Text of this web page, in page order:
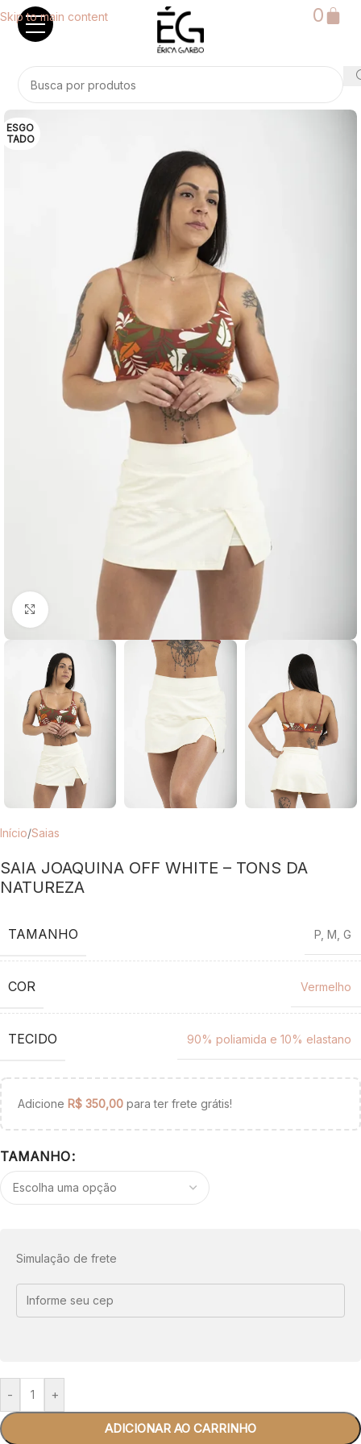
Skip to main content 0
ESGO
TADO
Clique para ampliar
Início/Saias
SAIA JOAQUINA OFF WHITE – TONS DA
NATUREZA
TAMANHO P M G
COR Vermelho
TECIDO 90% poliamida e 10% elastano
Adicione R$ 350,00 para ter frete grátis!
TAMANHO
Simulação de frete
- +
ADICIONAR AO CARRINHO